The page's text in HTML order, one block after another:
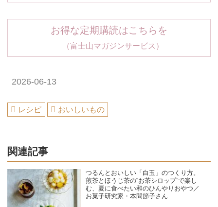
お得な定期購読はこちらを
（富士山マガジンサービス）
2026-06-13
レシピ おいしいもの
関連記事
つるんとおいしい「白玉」のつくり方。
煎茶とほうじ茶の“お茶シロップ”で楽し
む、夏に食べたい和のひんやりおやつ／
お菓子研究家・本間節子さん